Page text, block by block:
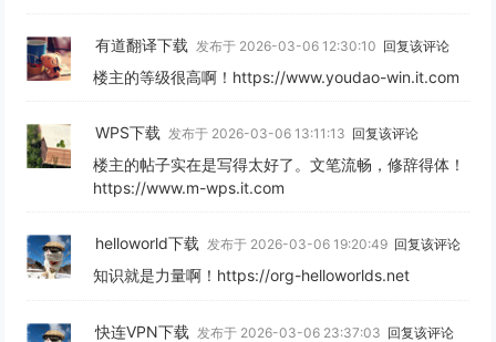
有道翻译下载 发布于 2026-03-06 12:30:10 回复该评论
楼主的等级很高啊！https://www.youdao-win.it.com
WPS下载 发布于 2026-03-06 13:11:13 回复该评论
楼主的帖子实在是写得太好了。文笔流畅，修辞得体！
https://www.m-wps.it.com
helloworld下载 发布于 2026-03-06 19:20:49 回复该评论
知识就是力量啊！https://org-helloworlds.net
快连VPN下载 发布于 2026-03-06 23:37:03 回复该评论